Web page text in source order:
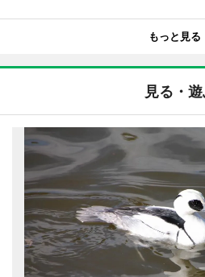
もっと見る
見る・